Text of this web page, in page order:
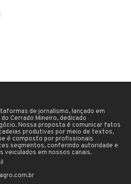
de jornalismo, lançado em
Cerrado Mineiro, dedicado
Nossa proposta é comunicar fatos
produtivas por meio de textos,
é composto por profissionais
segmentos, conferindo autoridade e
veiculados em nossos canais.